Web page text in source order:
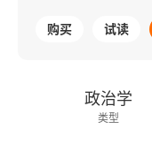
购买 试读
政治学
类型